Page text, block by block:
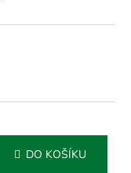
DO KOŠÍKU